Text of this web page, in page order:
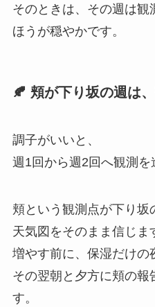
そのときは、その週は観
ほうが穏やかです。
🍂 頬が下り坂の週は
調子がいいと、
週1回から週2回へ観測を
頬という観測点が下り坂
天気図をそのまま信じま
増やす前に、保湿だけの
その翌朝と夕方に頬の報
す。